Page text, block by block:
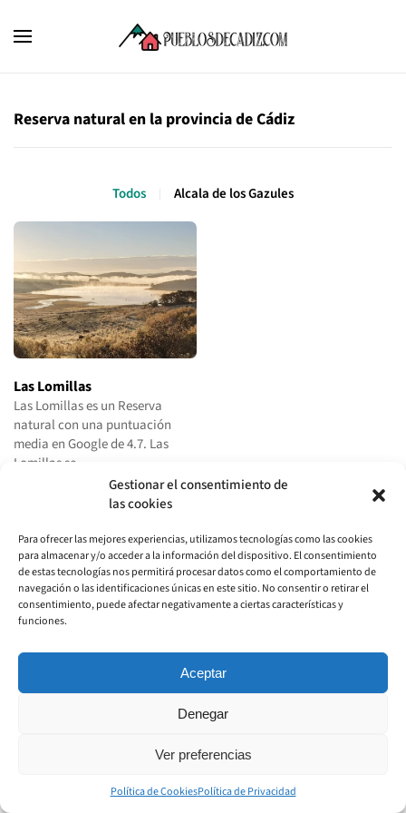
Gestionar el consentimiento de
las cookies
Para ofrecer las mejores experiencias, utilizamos tecnologías como las cookies
para almacenar y/o acceder a la información del dispositivo. El consentimiento
de estas tecnologías nos permitirá procesar datos como el comportamiento de
navegación o las identificaciones únicas en este sitio. No consentir o retirar el
consentimiento, puede afectar negativamente a ciertas características y
funciones.
Aceptar
Denegar
Ver preferencias
Política de CookiesPolítica de Privacidad
Reserva natural en la provincia de Cádiz
Todos Alcala de los Gazules
Las Lomillas
Las Lomillas es un Reserva
natural con una puntuación
media en Google de 4.7. Las
Lomillas se …
Saber más
pueblosdecadiz.com
Política de Privacidad